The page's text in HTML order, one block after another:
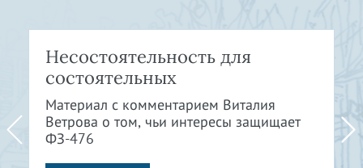
Несостоятельность для
состоятельных
Материал с комментарием Виталия
Ветрова о том, чьи интересы защищает
ФЗ-476